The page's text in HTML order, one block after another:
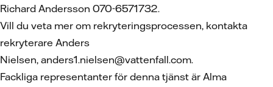
Richard Andersson 070-6571732.
Vill du veta mer om rekryteringsprocessen, kontakta
rekryterare Anders
Nielsen, anders1.nielsen@vattenfall.com.
Fackliga representanter för denna tjänst är Alma